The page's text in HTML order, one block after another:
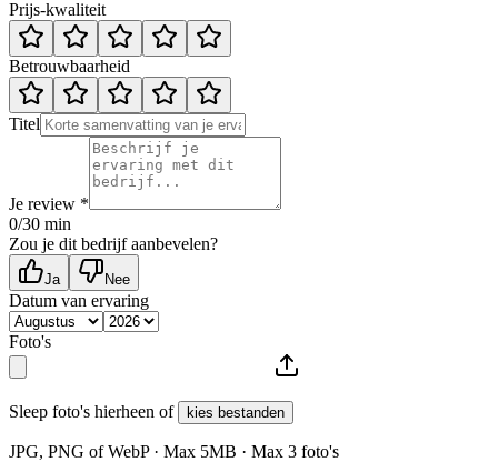
Prijs-kwaliteit
Betrouwbaarheid
Titel
Je review *
0/30 min
Zou je dit bedrijf aanbevelen?
Ja Nee
Datum van ervaring
Foto's
Sleep foto's hierheen of kies bestanden
JPG, PNG of WebP · Max 5MB · Max 3 foto's